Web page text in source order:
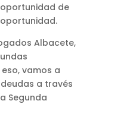
de
Albacete,
vamos a
a través
Segunda